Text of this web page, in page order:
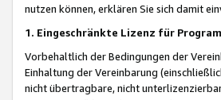
nutzen können, erklären Sie sich damit
1. Eingeschränkte Lizenz für
Vorbehaltlich der Bedingungen der
Einhaltung der Vereinbarung
nicht übertragbare, nicht